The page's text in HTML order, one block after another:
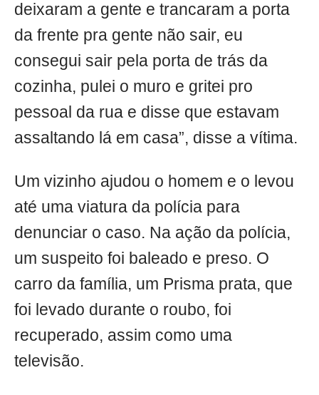
deixaram a gente e trancaram a porta
da frente pra gente não sair, eu
consegui sair pela porta de trás da
cozinha, pulei o muro e gritei pro
pessoal da rua e disse que estavam
assaltando lá em casa”, disse a vítima.
Um vizinho ajudou o homem e o levou
até uma viatura da polícia para
denunciar o caso. Na ação da polícia,
um suspeito foi baleado e preso. O
carro da família, um Prisma prata, que
foi levado durante o roubo, foi
recuperado, assim como uma
televisão.